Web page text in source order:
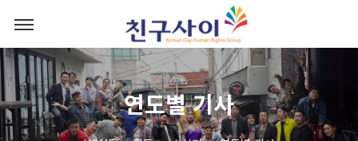
연도별 기사